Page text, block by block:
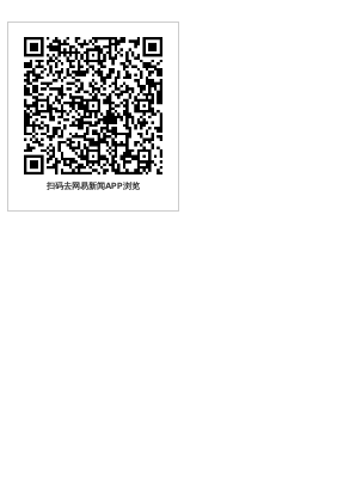
扫码去网易新闻APP浏览